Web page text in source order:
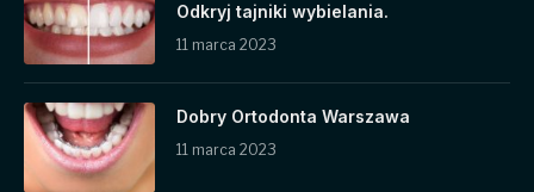
Odkryj tajniki wybielania.
11 marca 2023
Dobry Ortodonta Warszawa
11 marca 2023